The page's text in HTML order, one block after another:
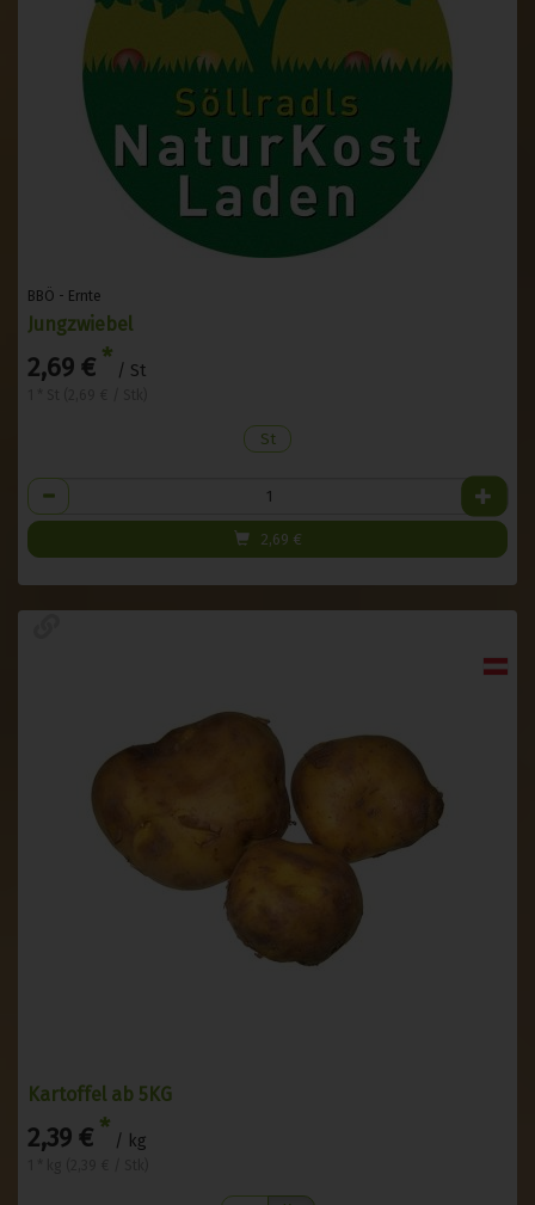
BBÖ - Ernte
Jungzwiebel
2,69 € * / St
St
Anzahl
2,69 €
Kartoffel ab 5KG
2,39 € * / kg